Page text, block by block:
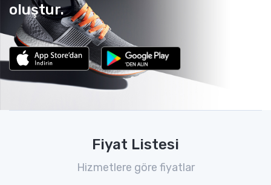
oluştur.
Fiyat Listesi
Hizmetlere göre fiyatlar